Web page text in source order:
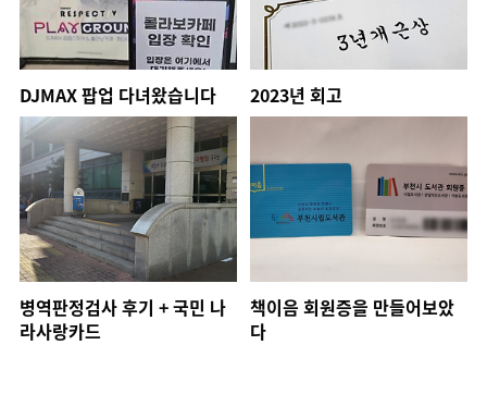
DJMAX 팝업 다녀왔습니다 2023년 회고
병역판정검사 후기 + 국민 나
라사랑카드
책이음 회원증을 만들어보았
다